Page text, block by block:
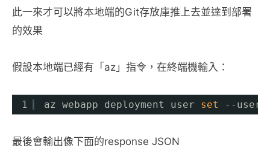
此一來才可以將本地端的Git存放庫推上去並達到部署
的效果
假設本地端已經有「az」指令，在終端機輸入：
1 az webapp deployment user set --user-
最後會輸出像下面的response JSON